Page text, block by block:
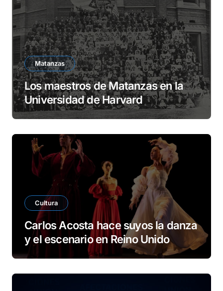
Matanzas
Los maestros de Matanzas en la
Universidad de Harvard
Cultura
Carlos Acosta hace suyos la danza
y el escenario en Reino Unido